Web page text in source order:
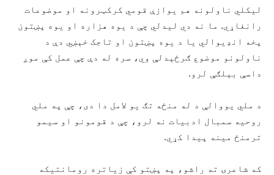
ليکلي ناولونه هم يوازې قومي کرکټرونه او موضوعات
رانغاړي. ما نه دي ليدلي چې د يوه هزاره او يوه پښتون
پخه انډيوالي يا د يوه پښتون او تاجک خېښي دې د
ناولونو موضوع ګرځېدلې وي، سره له دې چې عمل کې موږ
داسې بېلګې لرو.
د ملي يووالې د له منځه تګ يو لامل دا دى، چې په ملي
روحيه سمبال ادبيات نه لرو، چې د قومونو او سيمو
ترمنځ مينه پيدا کړي.
که شاعرۍ ته راشو، په پښتو کې زياتره رومانتيکه